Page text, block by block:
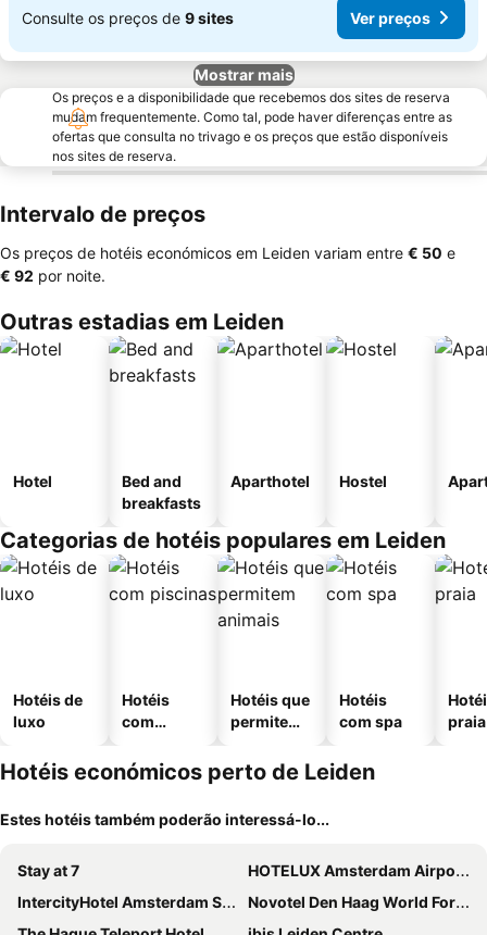
Consulte os preços de 9 sites Ver preços
Mostrar mais
Os preços e a disponibilidade que recebemos dos sites de reserva
mudam frequentemente. Como tal, pode haver diferenças entre as
ofertas que consulta no trivago e os preços que estão disponíveis
nos sites de reserva.
Intervalo de preços
Os preços de hotéis económicos em Leiden variam entre ‎€ 50 e
‎€ 92 por noite.
Outras estadias em Leiden
Hotel
Bed and
breakfasts
Aparthotel Hostel
Categorias de hotéis populares em Leiden
Hotéis de
luxo
Hotéis
com
Hotéis que
permitem
Hotéis
com spa
praia
Hotéis económicos perto de Leiden
Estes hotéis também poderão interessá-lo...
Stay at 7
HOTELUX Amsterdam Airport Hotel
IntercityHotel Amsterdam Schiphol Airport
Novotel Den Haag World Forum